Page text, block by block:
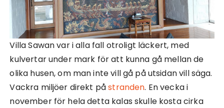
Villa Sawan var i alla fall otroligt läckert, med
kulvertar under mark för att kunna gå mellan de
olika husen, om man inte vill gå på utsidan vill säga.
Vackra miljöer direkt påstranden. En vecka i
november för hela detta kalas skulle kosta cirka